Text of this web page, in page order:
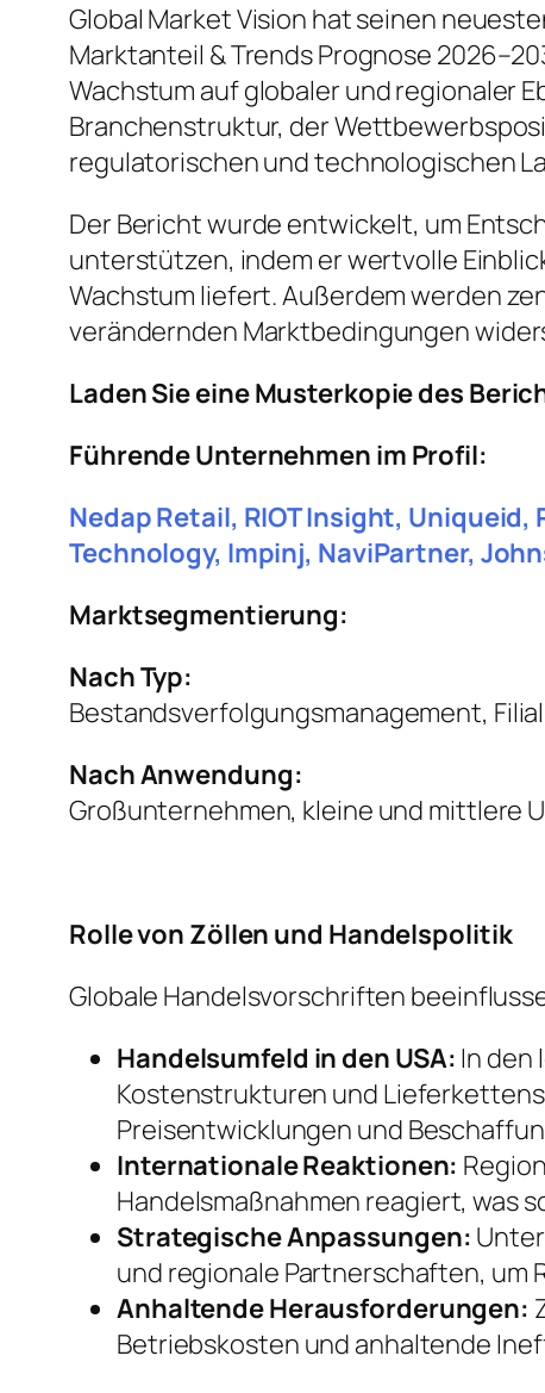
Global Market Vision hat seinen
Marktanteil & Trends Prognose
Wachstum auf globaler und regionaler
Branchenstruktur, der
regulatorischen und technologischen
Der Bericht wurde entwickelt, um
unterstützen, indem er wertvolle
Wachstum liefert. Außerdem werden
verändernden Marktbedingungen
Laden Sie eine Musterkopie des
Führende Unternehmen im Profil:
Nedap Retail, RIOT Insight,
Technology, Impinj, NaviPartner,
Marktsegmentierung:
Nach Typ:
Bestandsverfolgungsmanagement,
Nach Anwendung:
Großunternehmen, kleine und mittlere
Rolle von Zöllen und Handelspolitik
Globale Handelsvorschriften
Handelsumfeld in den USA: In den
Kostenstrukturen und
Preisentwicklungen und
Internationale Reaktionen:
Handelsmaßnahmen reagiert, was
Strategische Anpassungen:
und regionale Partnerschaften, um
Anhaltende Herausforderungen:
Betriebskosten und anhaltende